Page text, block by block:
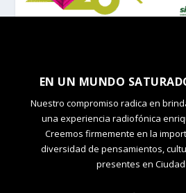
EN UN MUNDO
Nuestro compromiso radica en
una experiencia radiofónica
Creemos firmemente en la
diversidad de pensamientos,
presentes en